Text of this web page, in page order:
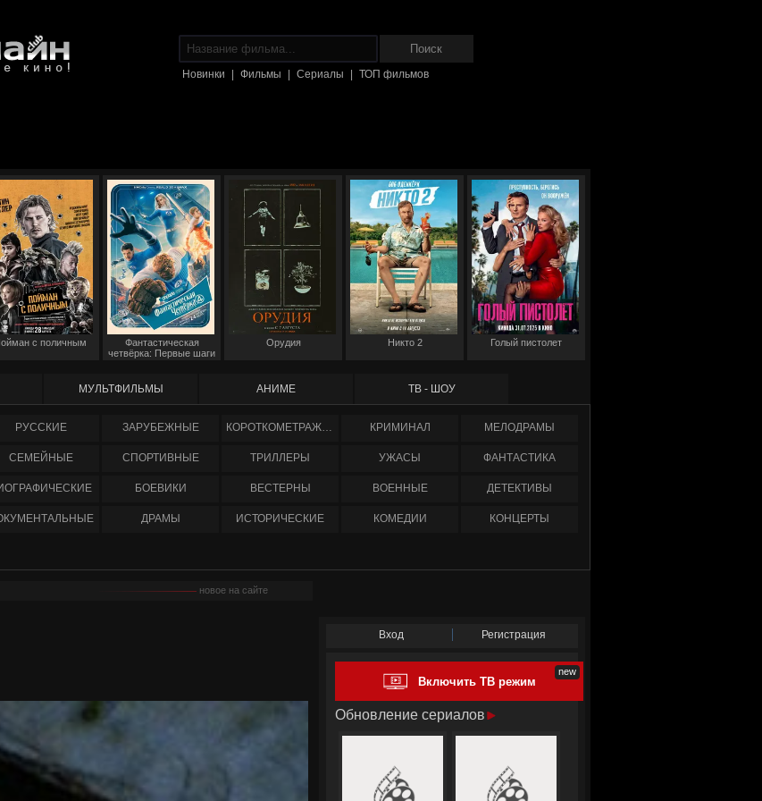
Новинки Фильмы Сериалы ТОП фильмов
с поличным
Фантастическая
четвёрка: Первые шаги
Орудия Никто 2 Голый пистолет
МУЛЬТФИЛЬМЫ АНИМЕ ТВ - ШОУ
РУССКИЕ ЗАРУБЕЖНЫЕ КОРОТКОМЕТРАЖНЫЕ КРИМИНАЛ МЕЛОДРАМЫ
СЕМЕЙНЫЕ СПОРТИВНЫЕ ТРИЛЛЕРЫ УЖАСЫ ФАНТАСТИКА
БОЕВИКИ ВЕСТЕРНЫ ВОЕННЫЕ ДЕТЕКТИВЫ
ДРАМЫ ИСТОРИЧЕСКИЕ КОМЕДИИ КОНЦЕРТЫ
новое на сайте
Вход Регистрация
Включить ТВ режим
Обновление сериалов